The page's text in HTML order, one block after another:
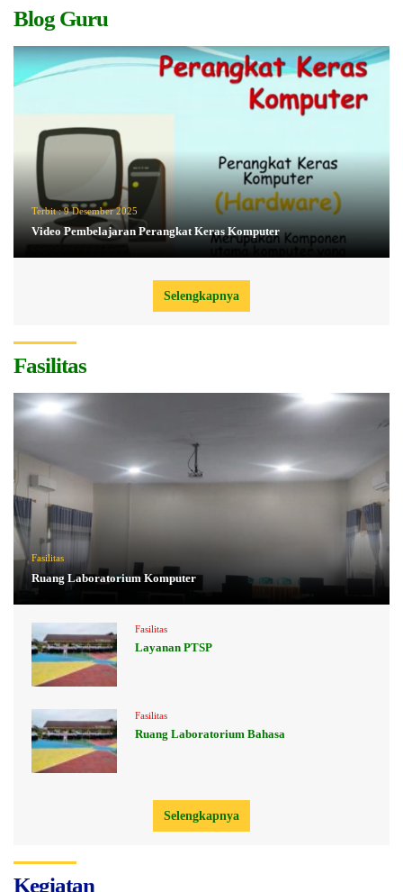
Blog Guru
Terbit :9 Desember 2025
Video Pembelajaran Perangkat Keras Komputer
Selengkapnya
Fasilitas
Fasilitas
Ruang Laboratorium Komputer
Fasilitas
Layanan PTSP
Fasilitas
Ruang Laboratorium Bahasa
Selengkapnya
Kegiatan